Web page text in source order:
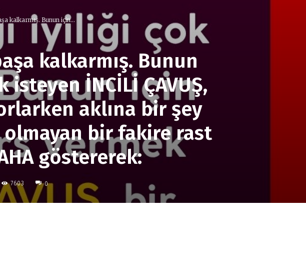
kalkarmış. Bunun için...
kalkarmış. Bunun
İNCİLİ ÇAVUŞ,
aklına bir şey
olmayan bir fakire rast
göstererek:
7603 0